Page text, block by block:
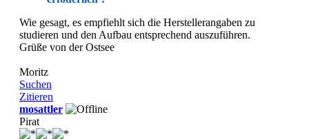
Wie gesagt, es empfiehlt sich die Herstellerangaben zu
studieren und den Aufbau entsprechend auszuführen.
Grüße von der Ostsee
Moritz
Suchen
Zitieren
mosattler
Pirat